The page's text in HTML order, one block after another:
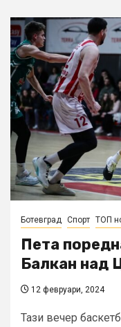
Ботевград Спорт ТОП
Пета
Балкан над
12 февруари, 2024
Тази вечер